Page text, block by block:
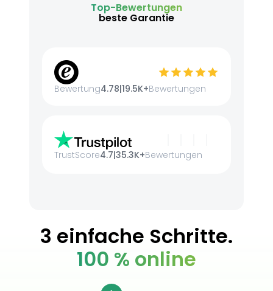
Top-Bewertungen
beste Garantie
Bewertung4.78|19.5K+Bewertungen
TrustScore4.7|35.3K+Bewertungen
3 einfache Schritte.
100 % online